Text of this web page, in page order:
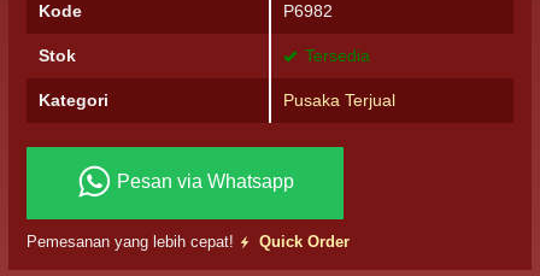
Kode P6982
Stok Tersedia
Kategori Pusaka Terjual
Pesan via Whatsapp
Pemesanan yang lebih cepat! Quick Order